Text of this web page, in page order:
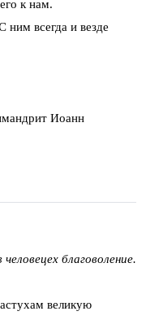
к нам.
всегда и везде
Иоанн
благоволение.
великую